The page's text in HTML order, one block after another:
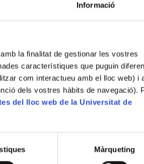
Informació
la finalitat de gestionar les vostres
característiques que puguin
com interactueu amb el lloc web) i
dels vostres hàbits de navegació).
del lloc web de la Universitat de
Màrqueting
un interruptor, un pòster amb una